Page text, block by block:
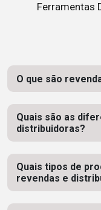
Ferramentas
O que são
Quais são as
distribuidoras?
Quais tipos de
revendas e